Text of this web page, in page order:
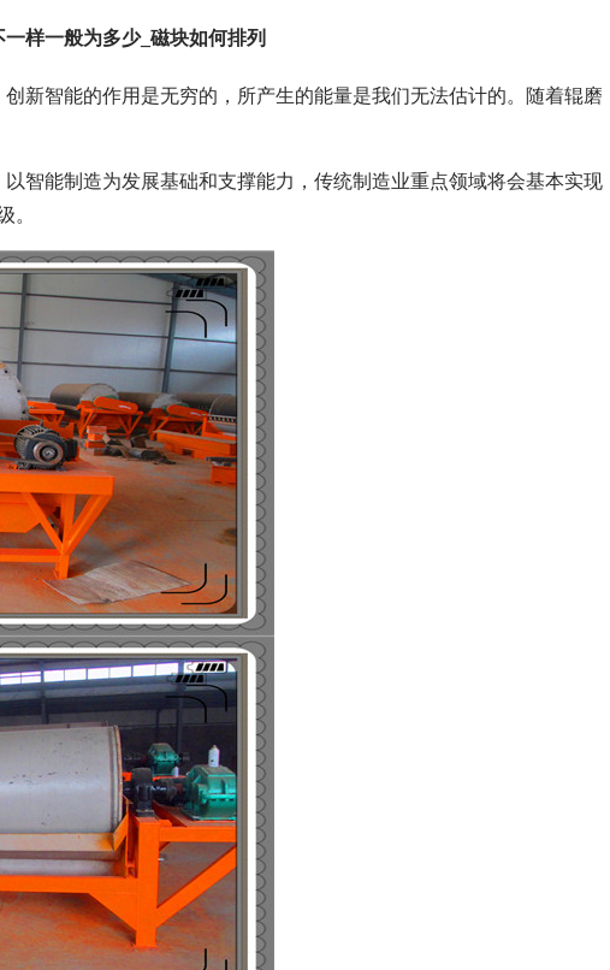
RCT系列全磁永磁滚筒
样一般为多少_磁块如何排列
新智能的作用是无穷的，所产生的能量是我们无法估计的。随着辊磨
智能制造为发展基础和支撑能力，传统制造业重点领域将会基本实现
。